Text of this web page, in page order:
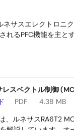
ネサスエレクトロ
れるPFC機能を主と
レスベクトル制御
PDF 4.38 MB
、ルネサスRA6T2